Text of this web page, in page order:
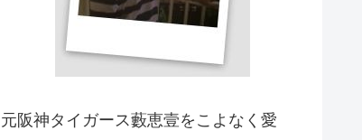
元阪神タイガース藪恵壹をこよなく愛